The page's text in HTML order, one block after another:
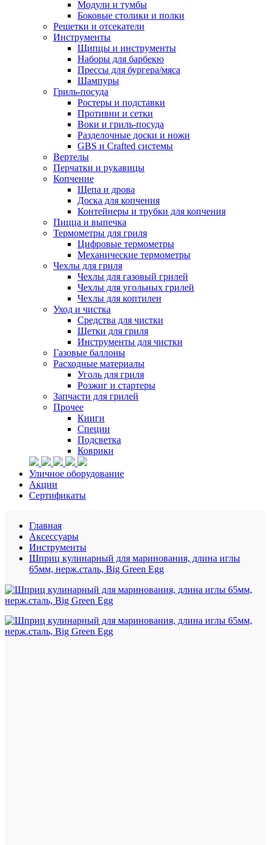
Модули и тумбы
Боковые столики и полки
Решетки и отсекатели
Инструменты
Щипцы и инструменты
Наборы для барбекю
Прессы для бургера/мяса
Шампуры
Гриль-посуда
Ростеры и подставки
Противни и сетки
Воки и гриль-посуда
Разделочные доски и ножи
GBS и Crafted системы
Вертелы
Перчатки и рукавицы
Копчение
Щепа и дрова
Доска для копчения
Контейнеры и трубки для копчения
Пицца и выпечка
Термометры для гриля
Цифровые термометры
Механические термометры
Чехлы для гриля
Чехлы для газовый грилей
Чехлы для угольных грилей
Чехлы для коптилен
Уход и чистка
Средства для чистки
Щетки для гриля
Инструменты для чистки
Газовые баллоны
Расходные материалы
Уголь для гриля
Розжиг и стартеры
Запчасти для грилей
Прочее
Книги
Специи
Подсветка
Коврики
Уличное оборудование
Акции
Сертификаты
Главная
Аксессуары
Инструменты
Шприц кулинарный для маринования, длина иглы
65мм, нерж.сталь, Big Green Egg